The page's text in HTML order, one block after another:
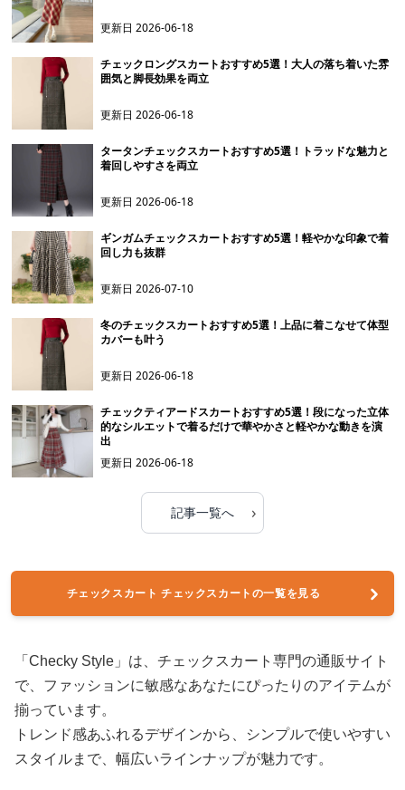
更新日2026-06-18
チェックロングスカートおすすめ5選！大人の落ち着いた雰
囲気と脚長効果を両立
更新日2026-06-18
タータンチェックスカートおすすめ5選！トラッドな魅力と
着回しやすさを両立
更新日2026-06-18
ギンガムチェックスカートおすすめ5選！軽やかな印象で着
回し力も抜群
更新日2026-07-10
冬のチェックスカートおすすめ5選！上品に着こなせて体型
カバーも叶う
更新日2026-06-18
チェックティアードスカートおすすめ5選！段になった立体
的なシルエットで着るだけで華やかさと軽やかな動きを演
出
更新日2026-06-18
記事一覧へ ›
チェックスカート チェックスカートの一覧を見る
「Checky Style」は、チェックスカート専門の通販サイト
で、ファッションに敏感なあなたにぴったりのアイテムが
揃っています。
トレンド感あふれるデザインから、シンプルで使いやすい
スタイルまで、幅広いラインナップが魅力です。